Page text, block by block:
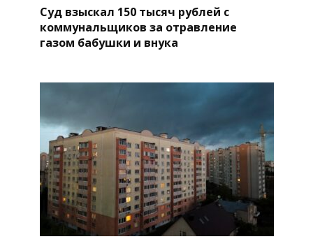
Суд взыскал 150 тысяч рублей с
коммунальщиков за отравление
газом бабушки и внука